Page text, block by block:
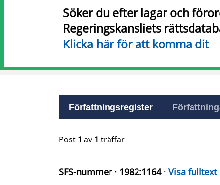
Söker du efter lagar och
Regeringskansliets
Klicka här för att komma dit
Författningsregister
Post 1 av 1 träffar
SFS-nummer · 1982:1164 · Visa fulltext